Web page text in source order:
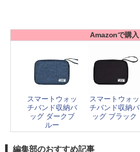
Amazonで購入
スマートウォッ
チバンド収納バ
ッグ ダークブ
ルー
スマートウォッ
チバンド収納バ
ッグ ブラック
編集部のおすすめ記事